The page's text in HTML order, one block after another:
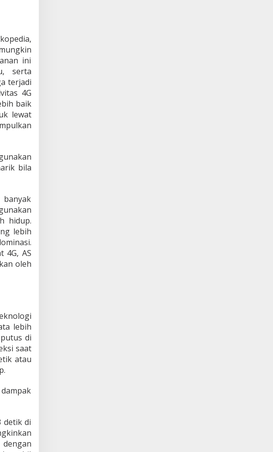
ini
serta
terjadi
4G
baik
lewat
bila
hidup.
lebih
4G, AS
oleh
lebih
di
saat
atau
detik di